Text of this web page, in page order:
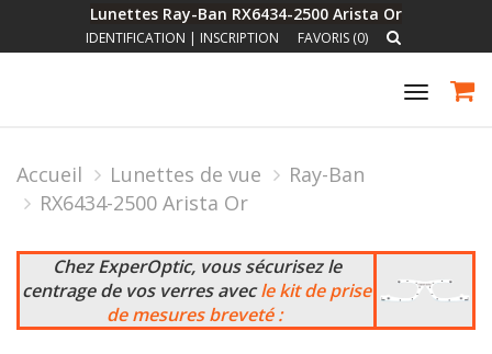
Lunettes Ray-Ban RX6434-2500 Arista Or
IDENTIFICATION | INSCRIPTION FAVORIS (0)
Toggle
Accueil Lunettes de vue
Ray-Ban
RX6434-2500 Arista Or
Chez ExperOptic, vous sécurisez le
centrage de vos verres avecle kit de prise
de mesures breveté :